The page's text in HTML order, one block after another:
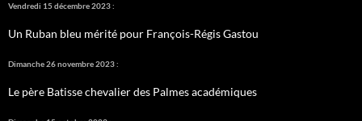
Vendredi 15 décembre 2023 :
Un Ruban bleu mérité pour François-Régis Gastou
Dimanche 26 novembre 2023 :
Le père Batisse chevalier des Palmes académiques